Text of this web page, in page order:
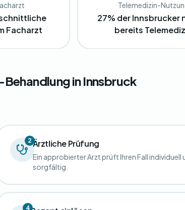
Facharzt
Telemedizin-
27% der Innsbrucker
bereits
in Innsbruck
2Ärztliche Prüfung
Ein approbierter Arzt prüft Ihren Fall individuell
sorgfältig.
4